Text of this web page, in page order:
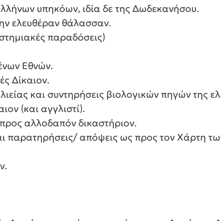
υπηκόων, ιδία δε της Δωδεκανήσου.
ελευθέραν θάλασσαν.
παραδόσεις)
Εθνών.
Δίκαιον.
και συντηρήσεις βιολογικών πηγών της
(και αγγλιστί).
αλλοδαπόν δικαστήριον.
παρατηρήσεις/ απόψεις ως προς τον Χάρτη